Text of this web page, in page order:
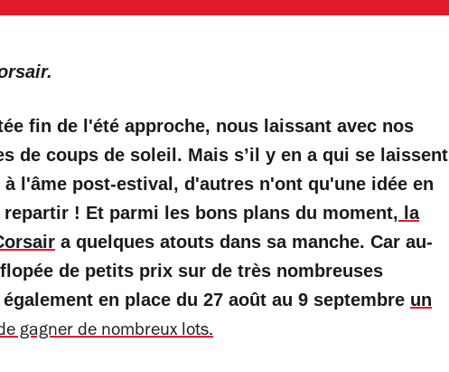
fin de l'été approche, nous laissant avec nos
de coups de soleil. Mais s’il y en a qui se laissent
l'âme post-estival, d'autres n'ont qu'une idée en
! Et parmi les bons plans du moment, la
a quelques atouts dans sa manche. Car au-
de petits prix sur de très nombreuses
en place du 27 août au 9 septembre un
gagner de nombreux lots.